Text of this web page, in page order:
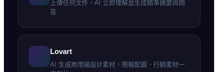
上傳任何文件，AI 立即理解並生成精準摘要與問
答
Lovart
AI 生成商用級設計素材，簡報配圖、行銷素材一